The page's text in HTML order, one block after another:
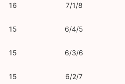
16 7/1/8
15 6/4/5
15 6/3/6
15 6/2/7